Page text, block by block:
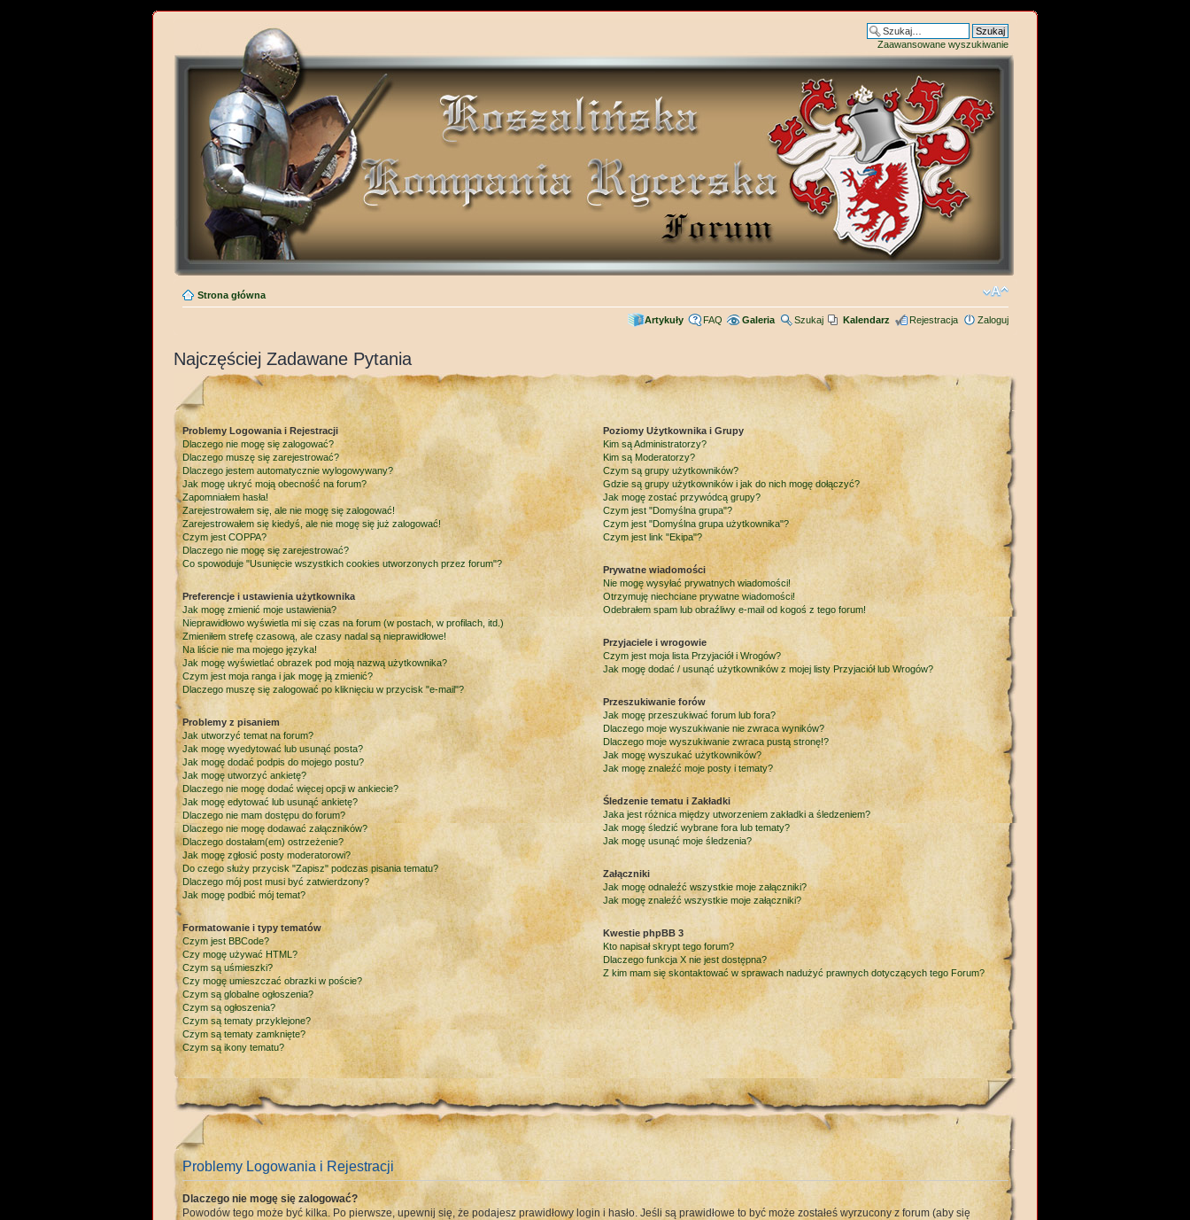
Zaawansowane wyszukiwanie
Strona główna
Artykuły FAQ Galeria Szukaj Kalendarz Rejestracja Zaloguj
Najczęściej Zadawane Pytania
Problemy Logowania i Rejestracji
Dlaczego nie mogę się zalogować?
Dlaczego muszę się zarejestrować?
Dlaczego jestem automatycznie wylogowywany?
Jak mogę ukryć moją obecność na forum?
Zapomniałem hasła!
Zarejestrowałem się, ale nie mogę się zalogować!
Zarejestrowałem się kiedyś, ale nie mogę się już zalogować!
Czym jest COPPA?
Dlaczego nie mogę się zarejestrować?
Co spowoduje "Usunięcie wszystkich cookies utworzonych przez forum"?
Preferencje i ustawienia użytkownika
Jak mogę zmienić moje ustawienia?
Nieprawidłowo wyświetla mi się czas na forum (w postach, w profilach, itd.)
Zmieniłem strefę czasową, ale czasy nadal są nieprawidłowe!
Na liście nie ma mojego języka!
Jak mogę wyświetlać obrazek pod moją nazwą użytkownika?
Czym jest moja ranga i jak mogę ją zmienić?
Dlaczego muszę się zalogować po kliknięciu w przycisk "e-mail"?
Problemy z pisaniem
Jak utworzyć temat na forum?
Jak mogę wyedytować lub usunąć posta?
Jak mogę dodać podpis do mojego postu?
Jak mogę utworzyć ankietę?
Dlaczego nie mogę dodać więcej opcji w ankiecie?
Jak mogę edytować lub usunąć ankietę?
Dlaczego nie mam dostępu do forum?
Dlaczego nie mogę dodawać załączników?
Dlaczego dostałam(em) ostrzeżenie?
Jak mogę zgłosić posty moderatorowi?
Do czego służy przycisk "Zapisz" podczas pisania tematu?
Dlaczego mój post musi być zatwierdzony?
Jak mogę podbić mój temat?
Formatowanie i typy tematów
Czym jest BBCode?
Czy mogę używać HTML?
Czym są uśmieszki?
Czy mogę umieszczać obrazki w poście?
Czym są globalne ogłoszenia?
Czym są ogłoszenia?
Czym są tematy przyklejone?
Czym są tematy zamknięte?
Czym są ikony tematu?
Poziomy Użytkownika i Grupy
Kim są Administratorzy?
Kim są Moderatorzy?
Czym są grupy użytkowników?
Gdzie są grupy użytkowników i jak do nich mogę dołączyć?
Jak mogę zostać przywódcą grupy?
Czym jest "Domyślna grupa"?
Czym jest "Domyślna grupa użytkownika"?
Czym jest link "Ekipa"?
Prywatne wiadomości
Nie mogę wysyłać prywatnych wiadomości!
Otrzymuję niechciane prywatne wiadomości!
Odebrałem spam lub obraźliwy e-mail od kogoś z tego forum!
Przyjaciele i wrogowie
Czym jest moja lista Przyjaciół i Wrogów?
Jak mogę dodać / usunąć użytkowników z mojej listy Przyjaciół lub Wrogów?
Przeszukiwanie forów
Jak mogę przeszukiwać forum lub fora?
Dlaczego moje wyszukiwanie nie zwraca wyników?
Dlaczego moje wyszukiwanie zwraca pustą stronę!?
Jak mogę wyszukać użytkowników?
Jak mogę znaleźć moje posty i tematy?
Śledzenie tematu i Zakładki
Jaka jest różnica między utworzeniem zakładki a śledzeniem?
Jak mogę śledzić wybrane fora lub tematy?
Jak mogę usunąć moje śledzenia?
Załączniki
Jak mogę odnaleźć wszystkie moje załączniki?
Jak mogę znaleźć wszystkie moje załączniki?
Kwestie phpBB 3
Kto napisał skrypt tego forum?
Dlaczego funkcja X nie jest dostępna?
Z kim mam się skontaktować w sprawach nadużyć prawnych dotyczących tego Forum?
Problemy Logowania i Rejestracji
Dlaczego nie mogę się zalogować?
Powodów tego może być kilka. Po pierwsze, upewnij się, że podajesz prawidłowy login i hasło. Jeśli są prawidłowe to być może zostałeś wyrzucony z forum (aby się